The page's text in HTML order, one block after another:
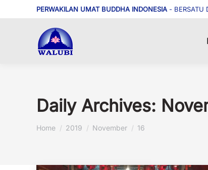
PERWAKILAN UMAT BUDDHA INDONESIA - BERSATU
Daily Archives:
You are here:
Home 2019 November 16